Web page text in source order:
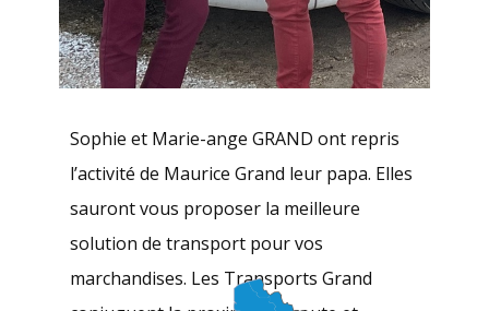
l’activité de Maurice Grand leur papa. Elles
sauront vous proposer la meilleure
solution de transport pour vos
marchandises. Les Transports Grand
conjuguent la proximité, l’écoute et